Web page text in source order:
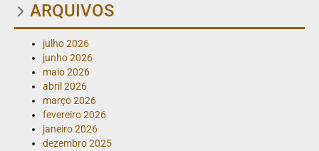
ARQUIVOS
julho 2026
junho 2026
maio 2026
abril 2026
março 2026
fevereiro 2026
janeiro 2026
dezembro 2025